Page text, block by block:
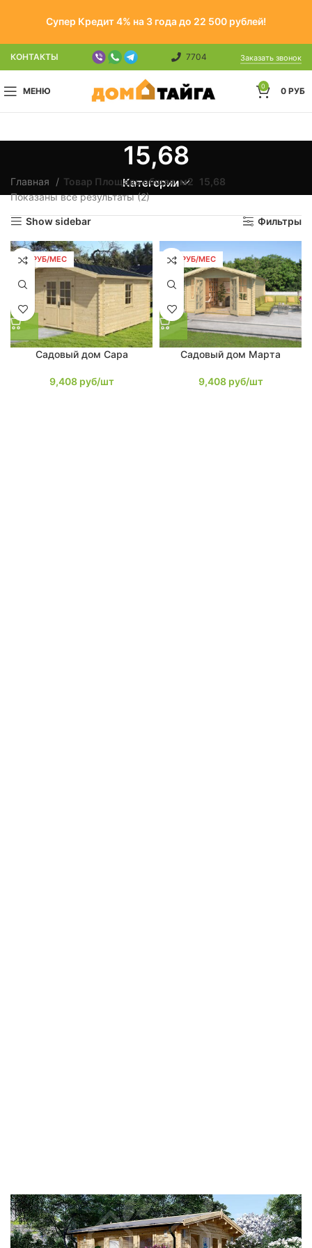
Супер Кредит 4% на 3 года до 22 500 рублей!
КОНТАКТЫ 7704 Заказать звонок
МЕНЮ 0 0 РУБ
15,68
Категории
Главная Товар Площадь общая, м2 15,68
Показаны все результаты (2)
Show sidebar Фильтры
179 РУБ/МЕС
Садовый дом Сара
9,408 руб/шт
179 РУБ/МЕС
Садовый дом Марта
9,408 руб/шт